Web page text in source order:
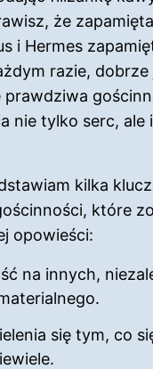
że
i Hermes
razie, dobrze
prawdziwa
nie tylko serc,
kilka
które
opowieści:
na innych,
się tym, co